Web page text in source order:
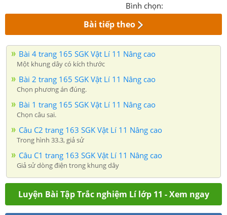
Bình chọn:
Bài tiếp theo
Bài 4 trang 165 SGK Vật Lí 11 Nâng cao
Một khung dây có kích thước
Bài 2 trang 165 SGK Vật Lí 11 Nâng cao
Chọn phương án đúng.
Bài 1 trang 165 SGK Vật Lí 11 Nâng cao
Chọn câu sai.
Câu C2 trang 163 SGK Vật Lí 11 Nâng cao
Trong hình 33.3, giả sử
Câu C1 trang 163 SGK Vật Lí 11 Nâng cao
Giả sử dòng điện trong khung dây
Luyện Bài Tập Trắc nghiệm Lí lớp 11 - Xem ngay